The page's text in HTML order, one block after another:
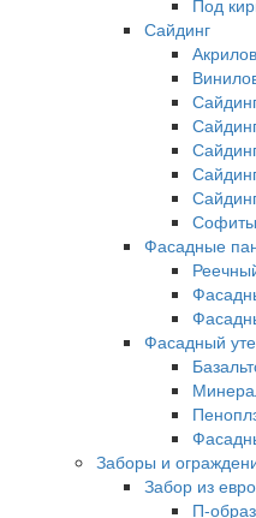
Под
Сайдинг
Софиты
Фасадные
Фасадный
Заборы и
Забор из
П-